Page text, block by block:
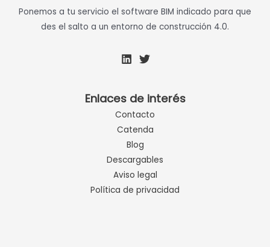
Ponemos a tu servicio el software BIM indicado para que
des el salto a un entorno de construcción 4.0.
Enlaces de interés
Contacto
Catenda
Blog
Descargables
Aviso legal
Política de privacidad